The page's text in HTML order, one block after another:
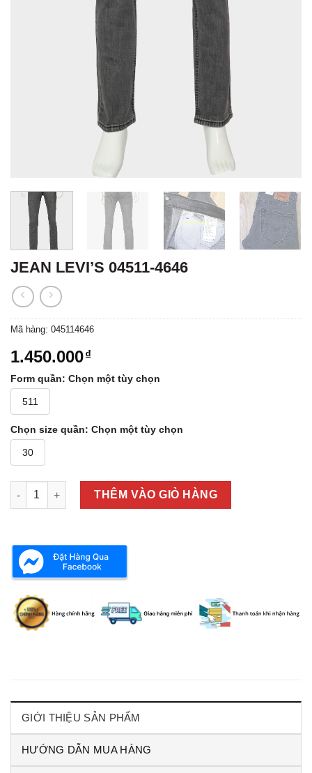
JEAN LEVI’S 04511-4646
Mã hàng: 045114646
1.450.000₫
Form quần: Chọn một tùy chọn
511
Chọn size quần: Chọn một tùy chọn
30
JEAN LEVI’S 04511-4646 số lượng
THÊM VÀO GIỎ HÀNG
GIỚI THIỆU SẢN PHẨM
HƯỚNG DẪN MUA HÀNG